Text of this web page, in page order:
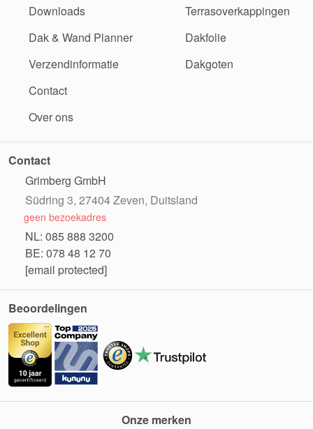
Downloads
Dak & Wand Planner
Verzendinformatie
Contact
Over ons
Terrasoverkappingen
Dakfolie
Dakgoten
Contact
Grimberg GmbH
Südring 3, 27404 Zeven, Duitsland
geen bezoekadres
NL: 085 888 3200
BE: 078 48 12 70
[email protected]
Beoordelingen
Onze merken